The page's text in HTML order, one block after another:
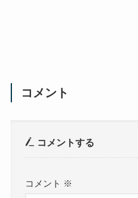
コメント
コメントする
コメント ※